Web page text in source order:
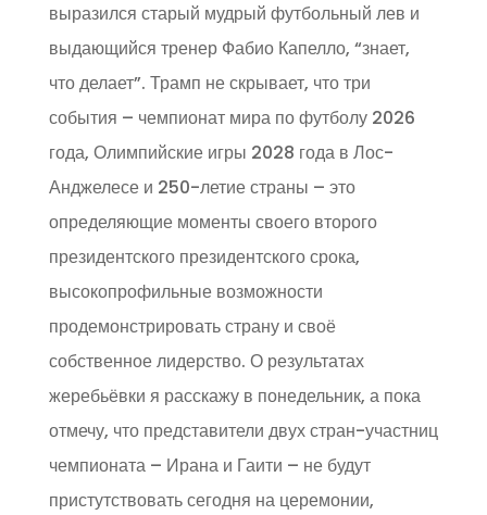
выразился старый мудрый футбольный лев и
выдающийся тренер Фабио Капелло, “знает,
что делает”. Трамп не скрывает, что три
события – чемпионат мира по футболу 2026
года, Олимпийские игры 2028 года в Лос-
Анджелесе и 250-летие страны – это
определяющие моменты своего второго
президентского президентского срока,
высокопрофильные возможности
продемонстрировать страну и своё
собственное лидерство. О результатах
жеребьёвки я расскажу в понедельник, а пока
отмечу, что представители двух стран-участниц
чемпионата – Ирана и Гаити – не будут
пристутствовать сегодня на церемонии,